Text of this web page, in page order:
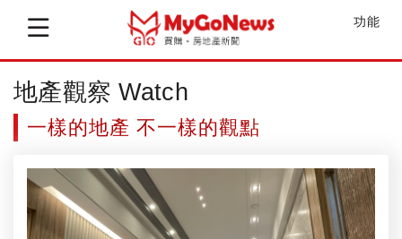
功能
地產觀察 Watch
一樣的地產 不一樣的觀點